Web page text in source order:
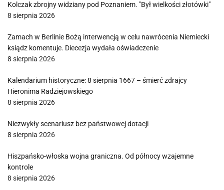
Kolczak zbrojny widziany pod Poznaniem. "Był wielkości złotówki"
8 sierpnia 2026
Zamach w Berlinie Bożą interwencją w celu nawrócenia Niemiecki
ksiądz komentuje. Diecezja wydała oświadczenie
8 sierpnia 2026
Kalendarium historyczne: 8 sierpnia 1667 – śmierć zdrajcy
Hieronima Radziejowskiego
8 sierpnia 2026
Niezwykły scenariusz bez państwowej dotacji
8 sierpnia 2026
Hiszpańsko-włoska wojna graniczna. Od północy wzajemne
kontrole
8 sierpnia 2026